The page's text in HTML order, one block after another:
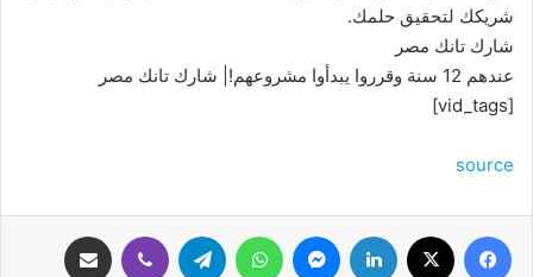
شريكك لتحقيق حلمك.
شارك تانك مصر
عندهم 12 سنة وقرروا يبدأوا مشروعهم!| شارك تانك مصر
[vid_tags]
source
فيسبوك لينكدإن ماسنجر واتساب تيلقرام ڤايبر